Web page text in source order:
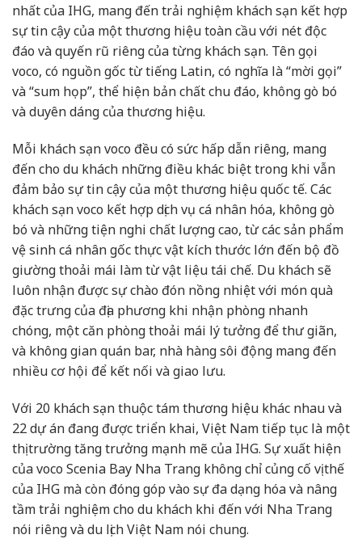
nhất của IHG, mang đến trải nghiệm khách sạn kết hợp
sự tin cậy của một thương hiệu toàn cầu với nét độc
đáo và quyến rũ riêng của từng khách sạn. Tên gọi
voco, có nguồn gốc từ tiếng Latin, có nghĩa là “mời gọi”
và “sum họp”, thể hiện bản chất chu đáo, không gò bó
và duyên dáng của thương hiệu.
Mỗi khách sạn voco đều có sức hấp dẫn riêng, mang
đến cho du khách những điều khác biệt trong khi vẫn
đảm bảo sự tin cậy của một thương hiệu quốc tế. Các
khách sạn voco kết hợp dịch vụ cá nhân hóa, không gò
bó và những tiện nghi chất lượng cao, từ các sản phẩm
vệ sinh cá nhân gốc thực vật kích thước lớn đến bộ đồ
giường thoải mái làm từ vật liệu tái chế. Du khách sẽ
luôn nhận được sự chào đón nồng nhiệt với món quà
đặc trưng của địa phương khi nhận phòng nhanh
chóng, một căn phòng thoải mái lý tưởng để thư giãn,
và không gian quán bar, nhà hàng sôi động mang đến
nhiều cơ hội để kết nối và giao lưu.
Với 20 khách sạn thuộc tám thương hiệu khác nhau và
22 dự án đang được triển khai, Việt Nam tiếp tục là một
thị trường tăng trưởng mạnh mẽ của IHG. Sự xuất hiện
của voco Scenia Bay Nha Trang không chỉ củng cố vị thế
của IHG mà còn đóng góp vào sự đa dạng hóa và nâng
tầm trải nghiệm cho du khách khi đến với Nha Trang
nói riêng và du lịch Việt Nam nói chung.